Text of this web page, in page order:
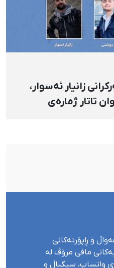
زانیار ئەسوار،
تاتار ژمارەی
و ڕاپۆرتەکانی
مافی مرۆڤ لە
واتساپ، سیگناڵ و